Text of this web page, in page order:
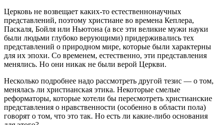
Церковь не возвещает каких-то естественнонаучных
представлений, поэтому христиане во времена Кеплера,
Паскаля, Бойля или Ньютона (а все эти великие мужи науки
были людьми глубоко верующими) придерживались тех
представлений о природном мире, которые были характерны
для их эпохи. Со временем, естественно, эти представления
менялись. Но они никак не были верой Церкви.
Несколько подробнее надо рассмотреть другой тезис — о том,
менялась ли христианская этика. Некоторые смелые
реформаторы, которые хотели бы пересмотреть христианские
представления о нравственности (особенно в области пола)
говорят о том, что это так. Но есть ли какие-либо основания